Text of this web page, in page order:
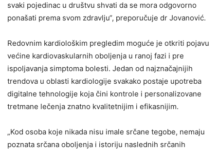
svaki pojedinac u društvu shvati da se mora odgovorno
ponašati prema svom zdravlju“, preporučuje dr Jovanović.
Redovnim kardiološkim pregledim moguće je otkriti pojavu
većine kardiovaskularnih oboljenja u ranoj fazi i pre
ispoljavanja simptoma bolesti. Jedan od najznačajnijih
trendova u oblasti kardiologije svakako postaje upotreba
digitalne tehnologije koja čini kontrole i personalizovane
tretmane lečenja znatno kvalitetnijim i efikasnijim.
„Kod osoba koje nikada nisu imale srčane tegobe, nemaju
poznata srčana oboljenja i istoriju naslednih srčanih